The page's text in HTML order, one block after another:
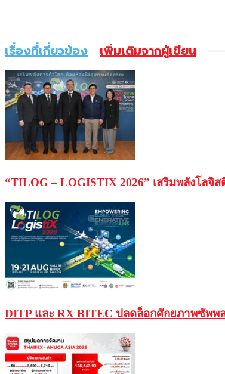
เรื่องที่เกี่ยวข้อง เพิ่มเติมจากผู้เขียน
“TILOG – LOGISTIX 2026” เสริมพลังโล
DITP และ RX BITEC ปลดล็อกศักยภาพซัพพ